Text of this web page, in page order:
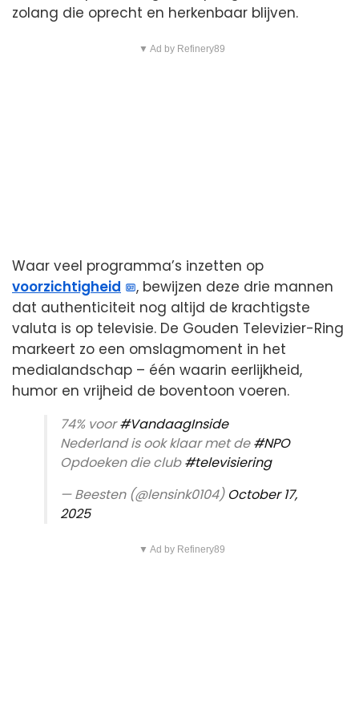
zolang die oprecht en herkenbaar blijven.
▼ Ad by Refinery89
Waar veel programma’s inzetten op
voorzichtigheid
, bewijzen deze drie mannen
dat authenticiteit nog altijd de krachtigste
valuta is op televisie. De Gouden Televizier-Ring
markeert zo een omslagmoment in het
medialandschap – één waarin eerlijkheid,
humor en vrijheid de boventoon voeren.
74% voor#VandaagInside
Nederland is ook klaar met de#NPO
Opdoeken die club#televisiering
— Beesten (@lensink0104) October 17,
2025
▼ Ad by Refinery89